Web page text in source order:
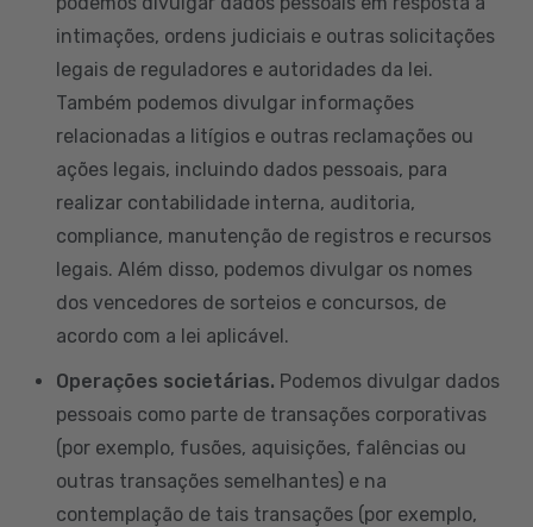
intimações, ordens judiciais e outras solicitações
legais de reguladores e autoridades da lei.
Também podemos divulgar informações
relacionadas a litígios e outras reclamações ou
ações legais, incluindo dados pessoais, para
realizar contabilidade interna, auditoria,
compliance, manutenção de registros e recursos
legais. Além disso, podemos divulgar os nomes
dos vencedores de sorteios e concursos, de
acordo com a lei aplicável.
Operações societárias. Podemos divulgar dados
pessoais como parte de transações corporativas
(por exemplo, fusões, aquisições, falências ou
outras transações semelhantes) e na
contemplação de tais transações (por exemplo,